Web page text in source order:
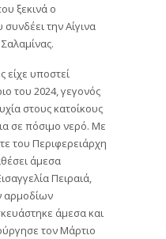
ξεκινά ο
την Αίγινα
είχε υποστεί
του 2024, γεγονός
στους κατοίκους
σε πόσιμο νερό. Με
του Περιφερειάρχη
άμεσα
Πειραιά,
αρμοδίων
άμεσα και
τον Μάρτιο